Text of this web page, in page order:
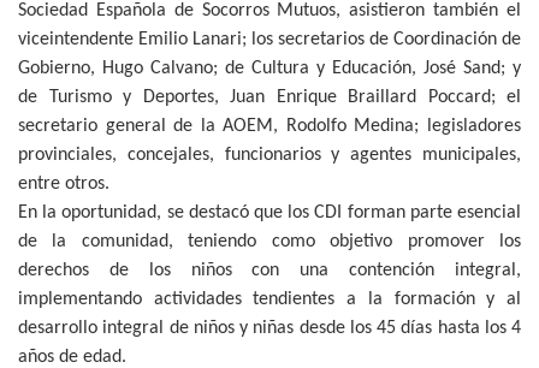
Sociedad Española de Socorros Mutuos, asistieron también el
viceintendente Emilio Lanari; los secretarios de Coordinación de
Gobierno, Hugo Calvano; de Cultura y Educación, José Sand; y
de Turismo y Deportes, Juan Enrique Braillard Poccard; el
secretario general de la AOEM, Rodolfo Medina; legisladores
provinciales, concejales, funcionarios y agentes municipales,
entre otros.
En la oportunidad, se destacó que los CDI forman parte esencial
de la comunidad, teniendo como objetivo promover los
derechos de los niños con una contención integral,
implementando actividades tendientes a la formación y al
desarrollo integral de niños y niñas desde los 45 días hasta los 4
años de edad.